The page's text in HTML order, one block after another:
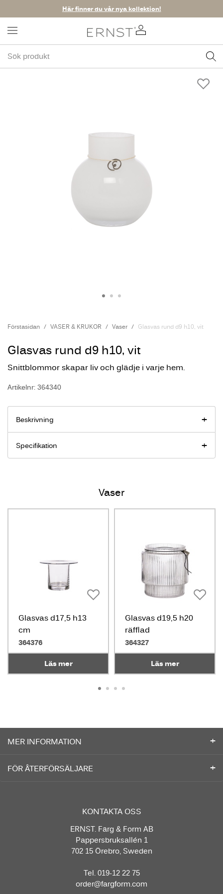
Här finner du vår nya kollektion!
Förstasidan VASER & KRUKOR Vaser Glasvas rund d9 h10, vit
Glasvas rund d9 h10, vit
Snittblommor skapar liv och glädje i varje hem.
Artikelnr: 364340
Beskrivning
Specifikation
Vaser
Glasvas d17,5 h13
cm
364376
Läs mer
Glasvas d19,5 h20
räfflad
364327
Läs mer
MER INFORMATION
FÖR ÅTERFÖRSÄLJARE
KONTAKTA OSS
ERNST. Färg & Form AB
Pappersbruksallén 1
702 15 Örebro, Sweden
Tel. 019-12 22 75
order@fargform.com